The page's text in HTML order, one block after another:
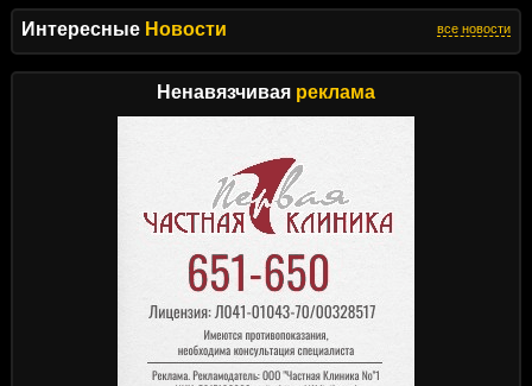
Интересные Новости все новости
Ненавязчивая реклама